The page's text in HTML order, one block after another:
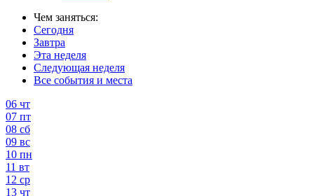
Чем заняться:
Сегодня
Завтра
Эта неделя
Следующая неделя
Все события и места
06 чт
07 пт
08 сб
09 вс
10 пн
11 вт
12 ср
13 чт